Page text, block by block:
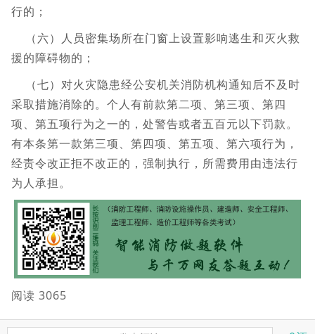
行的；
（六）人员密集场所在门窗上设置影响逃生和灭火救
援的障碍物的；
（七）对火灾隐患经公安机关消防机构通知后不及时
采取措施消除的。个人有前款第二项、第三项、第四
项、第五项行为之一的，处警告或者五百元以下罚款。
有本条第一款第三项、第四项、第五项、第六项行为，
经责令改正拒不改正的，强制执行，所需费用由违法行
为人承担。
阅读 3065